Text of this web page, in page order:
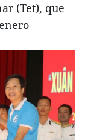
(Tet), que